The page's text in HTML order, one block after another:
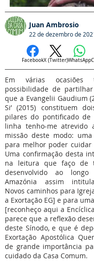
Juan Ambrosio
22 de dezembro de
FacebookX (Twitter)WhatsApp
Em várias
possibilidade de
que a Evangelii Gaudium
Si’ (2015) constituem
pilares do pontificado de
linha tenho-me atrevido
missão deste modo:
para melhor poder cuidar
Uma confirmação desta
na leitura que faço de
desenvolvido ao
Amazónia assim
Novos caminhos para
a Exortação EG] e para
[reconheço aqui a
parece que a reflexão
deste Sínodo, e que é
Exortação Apostólica
de grande importância
cuidado da Casa Comum.